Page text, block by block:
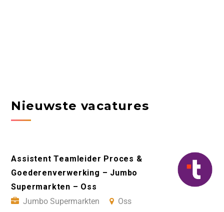
Nieuwste vacatures
Assistent Teamleider Proces &
Goederenverwerking – Jumbo
Supermarkten – Oss
Jumbo Supermarkten
Oss